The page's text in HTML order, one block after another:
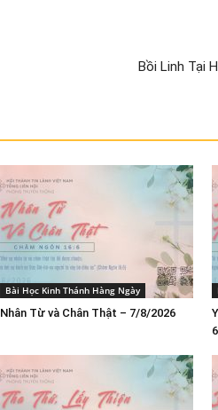
Bồi Linh Tại
Bài Học Kinh Thánh Hàng Ngày
Nhân Từ và Chân Thật – 7/8/2026